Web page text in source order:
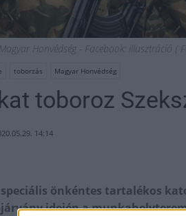
Magyar Honvédség - Facebook: illusztráció (
toborzás Magyar Honvédség
toboroz
14:14
speciális önkéntes tartalékos
idején a